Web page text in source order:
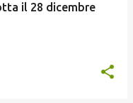
il 28 dicembre